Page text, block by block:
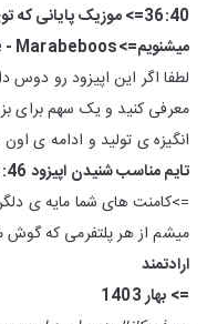
36:40=> موزیک پایانی
میشنویم=>Sussan Deyhim, Arshid Azarine - Marabeboos
لطفا اگر این اپیزود رو
معرفی کنید و یک سهم برای
انگیزه ی تولید و ادامه ی
تایم مناسب شنیدن اپیزود 46: به وقتِ داشتنِ ذهنی آرام یا نا آرام!!
=>کامنت های شما مایه ی
میشم از هر پلتفرمی که گوش
ارادتمند
=> بهار 1403